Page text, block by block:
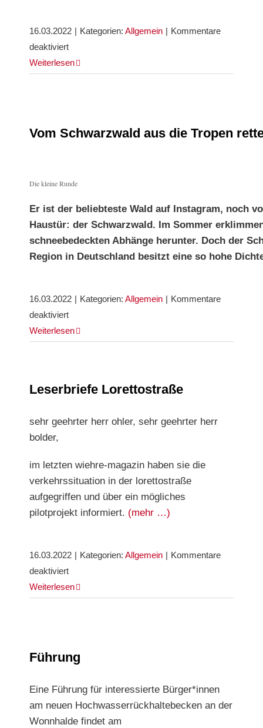
16.03.2022 | Kategorien: Allgemein | Kommentare
deaktiviertfür
Aufruf
und
Unterwiehre
2022
Weiterlesen
Runde
Vom Schwarzwald aus die Tropen
Die kleine Runde
Er ist der beliebteste Wald auf Instagram, noch
Haustür: der Schwarzwald. Im Sommer
schneebedeckten Abhänge herunter. Doch der
Region in Deutschland besitzt eine so hohe
16.03.2022 | Kategorien: Allgemein | Kommentare
deaktiviertfür
Vom
Tropen
Der
Runde
Weiterlesen
Leserbriefe Lorettostraße
sehr geehrter herr ohler, sehr geehrter herr
bolder,
im letzten wiehre-magazin haben sie die
verkehrssituation in der lorettostraße
aufgegriffen und über ein mögliches
pilotprojekt informiert. (mehr …)
16.03.2022 | Kategorien: Allgemein | Kommentare
deaktiviertfür
Leserbriefe
Weiterlesen
Führung
Eine Führung für interessierte Bürger*innen
am neuen Hochwasserrückhaltebecken an der
Wonnhalde findet am